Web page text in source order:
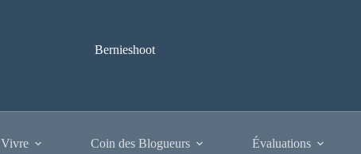
Bernieshoot
Coin des Blogueurs Évaluations